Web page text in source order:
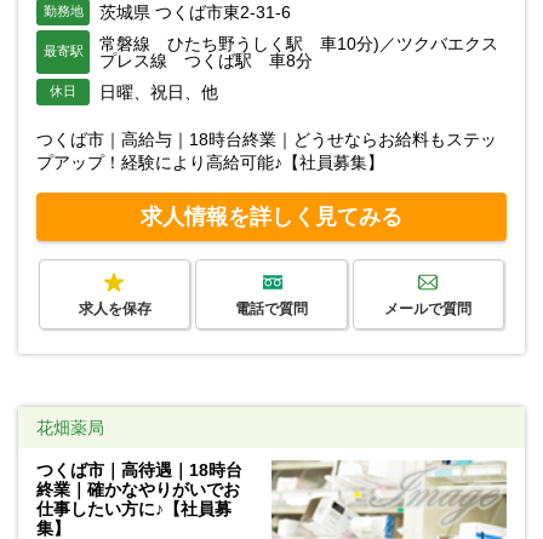
勤務地 茨城県 つくば市東2-31-6
最寄駅
常磐線 ひたち野うしく駅 車10分)／ツクバエクス
プレス線 つくば駅 車8分
休日 日曜、祝日、他
つくば市｜高給与｜18時台終業｜どうせならお給料もステッ
プアップ！経験により高給可能♪【社員募集】
求人情報を詳しく見てみる
求人を保存 電話で質問 メールで質問
花畑薬局
つくば市｜高待遇｜18時台
終業｜確かなやりがいでお
仕事したい方に♪【社員募
集】